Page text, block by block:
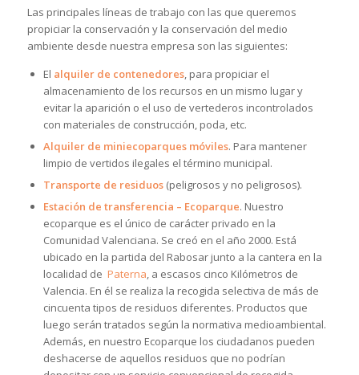
Las principales líneas de trabajo con las que queremos
propiciar la conservación y la conservación del medio
ambiente desde nuestra empresa son las siguientes:
El alquiler de contenedores, para propiciar el
almacenamiento de los recursos en un mismo lugar y
evitar la aparición o el uso de vertederos incontrolados
con materiales de construcción, poda, etc.
Alquiler de miniecoparques móviles. Para mantener
limpio de vertidos ilegales el término municipal.
Transporte de residuos(peligrosos y no peligrosos).
Estación de transferencia – Ecoparque. Nuestro
ecoparque es el único de carácter privado en la
Comunidad Valenciana. Se creó en el año 2000. Está
ubicado en la partida del Rabosar junto a la cantera en la
localidad de Paterna, a escasos cinco Kilómetros de
Valencia. En él se realiza la recogida selectiva de más de
cincuenta tipos de residuos diferentes. Productos que
luego serán tratados según la normativa medioambiental.
Además, en nuestro Ecoparque los ciudadanos pueden
deshacerse de aquellos residuos que no podrían